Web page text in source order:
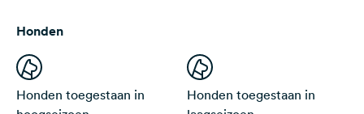
Honden
Honden toegestaan in
Honden toegestaan ​​in